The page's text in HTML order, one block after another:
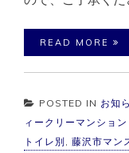
READ MORE
POSTED IN お知
ィークリーマンション
トイレ別 , 藤沢市マン